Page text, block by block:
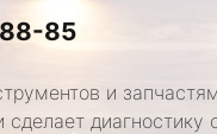
85
и
диагностику